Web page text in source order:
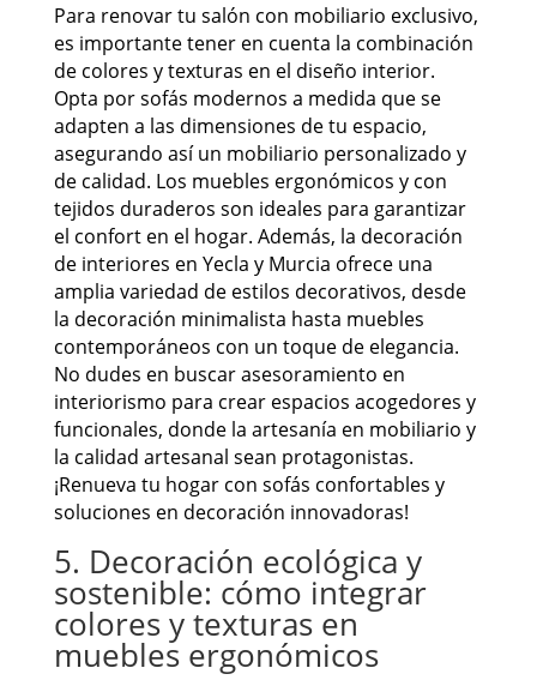
Para renovar tu salón con mobiliario exclusivo,
es importante tener en cuenta la combinación
de colores y texturas en el diseño interior.
Opta por sofás modernos a medida que se
adapten a las dimensiones de tu espacio,
asegurando así un mobiliario personalizado y
de calidad. Los muebles ergonómicos y con
tejidos duraderos son ideales para garantizar
el confort en el hogar. Además, la decoración
de interiores en Yecla y Murcia ofrece una
amplia variedad de estilos decorativos, desde
la decoración minimalista hasta muebles
contemporáneos con un toque de elegancia.
No dudes en buscar asesoramiento en
interiorismo para crear espacios acogedores y
funcionales, donde la artesanía en mobiliario y
la calidad artesanal sean protagonistas.
¡Renueva tu hogar con sofás confortables y
soluciones en decoración innovadoras!
5. Decoración ecológica y
sostenible: cómo integrar
colores y texturas en
muebles ergonómicos